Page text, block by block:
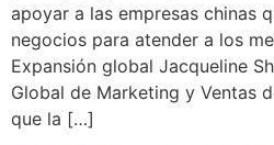
apoyar a las empresas chinas
negocios para atender a los
Expansión global Jacqueline
Global de Marketing y Ventas
que la […]